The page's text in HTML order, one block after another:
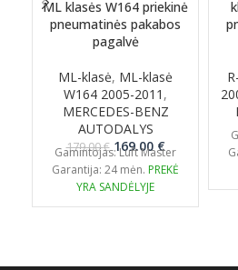
ML klasės W164 priekinė
pneumatinės pakabos
pagalvė
ML-klasė, ML-klasė
W164 2005-2011 ,
MERCEDES-BENZ
AUTODALYS
179.00€ Original
price
was:
179.00 €.
169.00€Current
price
Gamintojas: Luft Master
Garantija: 24 mėn. PREKĖ
YRA SANDĖLYJE